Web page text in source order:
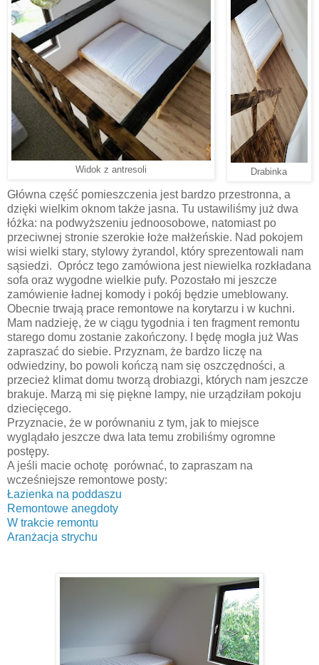
Widok z antresoli Drabinka
Główna część pomieszczenia jest bardzo przestronna, a
dzięki wielkim oknom także jasna. Tu ustawiliśmy już dwa
łóżka: na podwyższeniu jednoosobowe, natomiast po
przeciwnej stronie szerokie łoże małżeńskie. Nad pokojem
wisi wielki stary, stylowy żyrandol, który sprezentowali nam
sąsiedzi. Oprócz tego zamówiona jest niewielka rozkładana
sofa oraz wygodne wielkie pufy. Pozostało mi jeszcze
zamówienie ładnej komody i pokój będzie umeblowany.
Obecnie trwają prace remontowe na korytarzu i w kuchni.
Mam nadzieję, że w ciągu tygodnia i ten fragment remontu
starego domu zostanie zakończony. I będę mogła już Was
zapraszać do siebie. Przyznam, że bardzo liczę na
odwiedziny, bo powoli kończą nam się oszczędności, a
przecież klimat domu tworzą drobiazgi, których nam jeszcze
brakuje. Marzą mi się piękne lampy, nie urządziłam pokoju
dziecięcego.
Przyznacie, że w porównaniu z tym, jak to miejsce
wyglądało jeszcze dwa lata temu zrobiliśmy ogromne
postępy.
A jeśli macie ochotę porównać, to zapraszam na
wcześniejsze remontowe posty:
Łazienka na poddaszu
Remontowe anegdoty
W trakcie remontu
Aranżacja strychu